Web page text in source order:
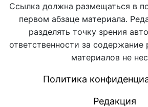
Ссылка должна размещаться в
первом абзаце материала.
разделять точку зрения
ответственности за
материалов не
Политика
Редакция